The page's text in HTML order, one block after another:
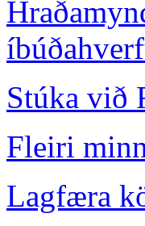
Stúka við
Fleiri
Lagfæra